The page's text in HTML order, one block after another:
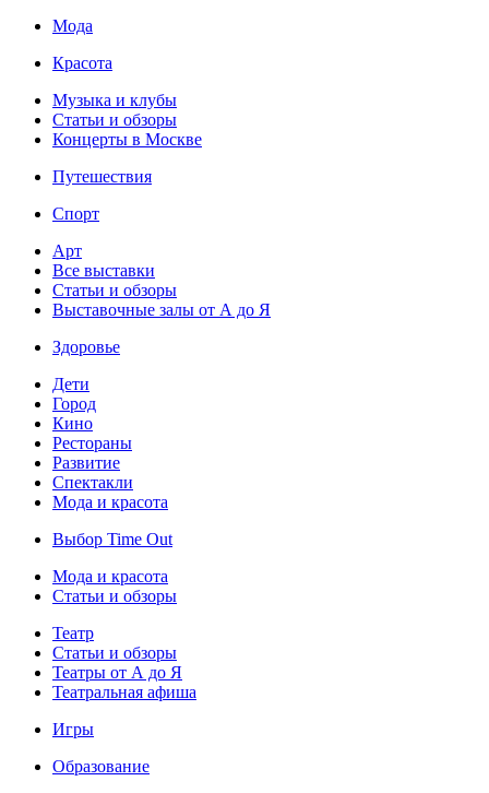
Мода
Красота
Музыка и клубы
Статьи и обзоры
Концерты в Москве
Путешествия
Спорт
Арт
Все выставки
Статьи и обзоры
Выставочные залы от А до Я
Здоровье
Дети
Город
Кино
Рестораны
Развитие
Спектакли
Мода и красота
Выбор Time Out
Мода и красота
Статьи и обзоры
Театр
Статьи и обзоры
Театры от А до Я
Театральная афиша
Игры
Образование